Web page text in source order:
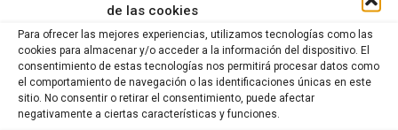
de las cookies
Para ofrecer las mejores experiencias, utilizamos tecnologías como las
cookies para almacenar y/o acceder a la información del dispositivo. El
consentimiento de estas tecnologías nos permitirá procesar datos como
el comportamiento de navegación o las identificaciones únicas en este
sitio. No consentir o retirar el consentimiento, puede afectar
negativamente a ciertas características y funciones.
TAPA FRONTAL
CENTRAL NIU
DERECHA NIU
36,18€ IVA
incluido 25,33€ IVA
incluido